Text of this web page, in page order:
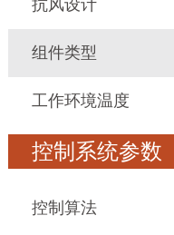
抗风设计
组件类型
工作环境温度
控制系统参数
控制算法